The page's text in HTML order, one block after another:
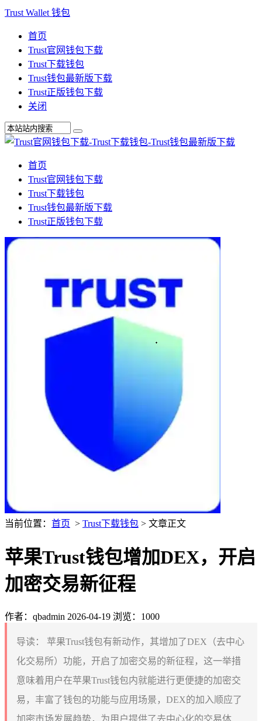
Trust Wallet 钱包
首页
Trust官网钱包下载
Trust下载钱包
Trust钱包最新版下载
Trust正版钱包下载
关闭
首页
Trust官网钱包下载
Trust下载钱包
Trust钱包最新版下载
Trust正版钱包下载
当前位置： 首页 > Trust下载钱包 > 文章正文
苹果Trust钱包增加DEX，开启
加密交易新征程
作者：qbadmin 2026-04-19 浏览：1000
导读：
苹果Trust钱包有新动作，其增加了DEX（去中心
化交易所）功能，开启了加密交易的新征程，这一举措
意味着用户在苹果Trust钱包内就能进行更便捷的加密交
易，丰富了钱包的功能与应用场景，DEX的加入顺应了
加密市场发展趋势，为用户提供了去中心化的交易体